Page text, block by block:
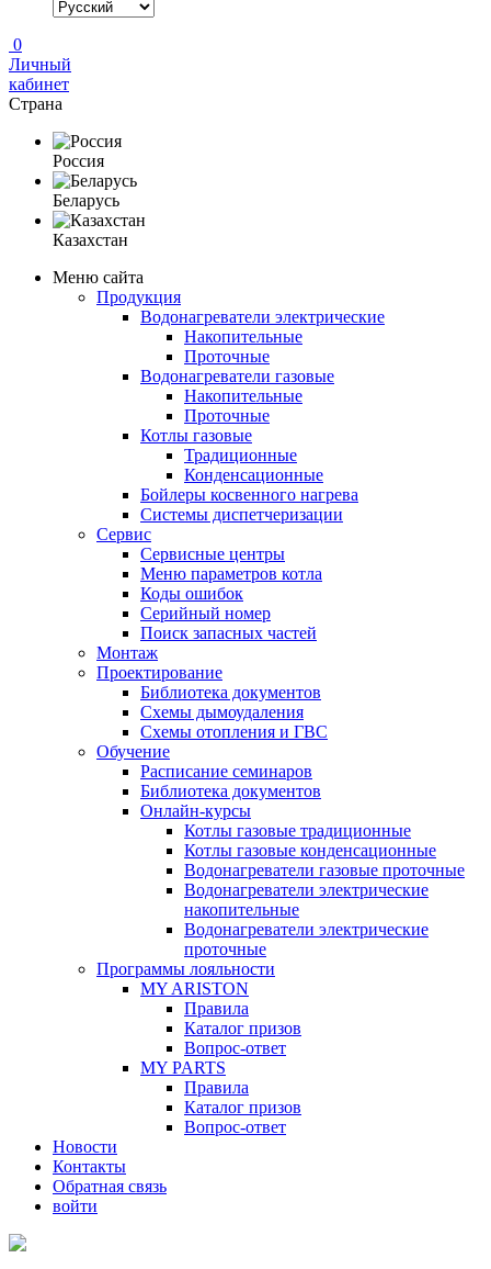
0
Личный
кабинет
Страна
Россия
Беларусь
Казахстан
Меню сайта
Продукция
Водонагреватели электрические
Накопительные
Проточные
Водонагреватели газовые
Накопительные
Проточные
Котлы газовые
Традиционные
Конденсационные
Бойлеры косвенного нагрева
Системы диспетчеризации
Сервис
Сервисные центры
Меню параметров котла
Коды ошибок
Серийный номер
Поиск запасных частей
Монтаж
Проектирование
Библиотека документов
Схемы дымоудаления
Схемы отопления и ГВС
Обучение
Расписание семинаров
Библиотека документов
Онлайн-курсы
Котлы газовые традиционные
Котлы газовые конденсационные
Водонагреватели газовые проточные
Водонагреватели электрические
накопительные
Водонагреватели электрические
проточные
Программы лояльности
MY ARISTON
Правила
Каталог призов
Вопрос-ответ
MY PARTS
Правила
Каталог призов
Вопрос-ответ
Новости
Контакты
Обратная связь
войти